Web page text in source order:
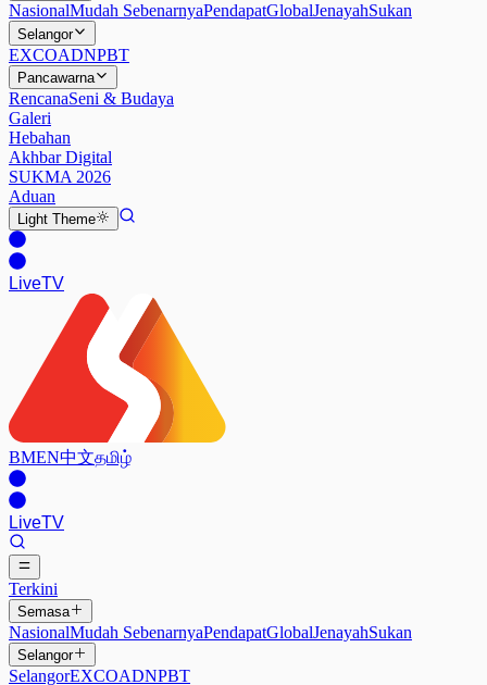
NasionalMudah SebenarnyaPendapatGlobalJenayahSukan
Selangor
EXCOADNPBT
Pancawarna
RencanaSeni & Budaya
Galeri
Hebahan
Akhbar Digital
SUKMA 2026
Aduan
Light Theme
LiveTV
BMEN中文தமிழ்
LiveTV
Terkini
Semasa
NasionalMudah SebenarnyaPendapatGlobalJenayahSukan
Selangor
SelangorEXCOADNPBT